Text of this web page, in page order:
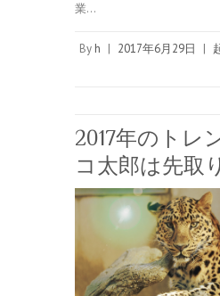
業…
By h | 2017年6月29日 |
2017年のトレ
コ太郎は先取